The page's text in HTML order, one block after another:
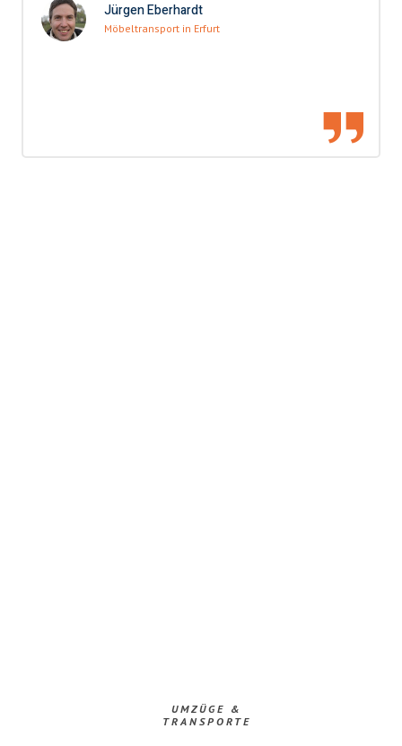
Jürgen Eberhardt
Möbeltransport in Erfurt
UMZÜGE &
TRANSPORTE